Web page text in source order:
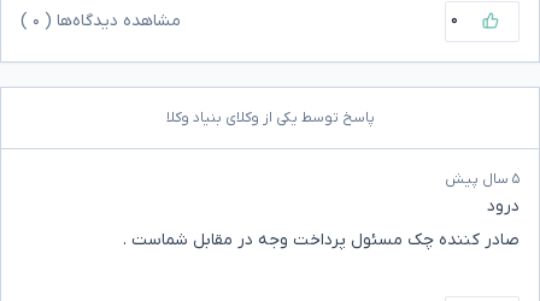
۰ مشاهده دیدگاه‌ها ( ۰
پاسخ توسط یکی از وکلای بنیاد وکلا
۵ سال پیش
درود
صادر کننده چک مسئول پرداخت وجه در مقابل شماست .